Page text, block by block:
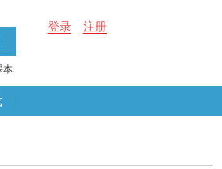
本
登录 注册